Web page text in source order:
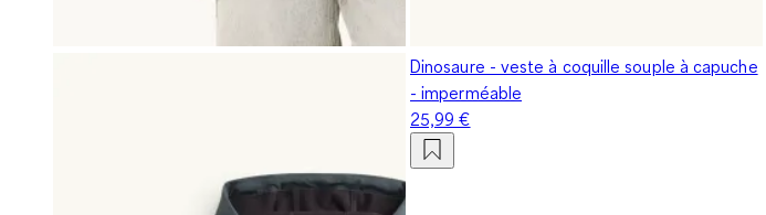
Dinosaure - veste à coquille souple à capuche
- imperméable
25,99 €